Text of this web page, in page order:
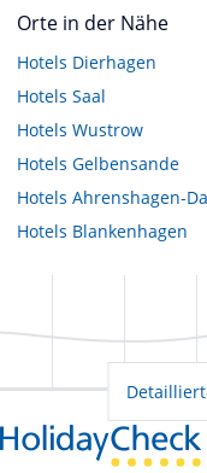
Orte in der Nähe
Hotels Dierhagen
Hotels Saal
Hotels Wustrow
Hotels Gelbensande
Hotels Ahrenshagen-
Hotels Blankenhagen